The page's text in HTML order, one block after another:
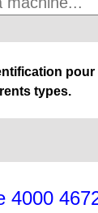
types.
4000